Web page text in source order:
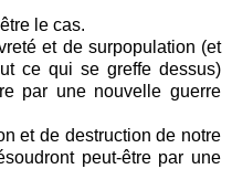
le cas.
et de surpopulation (et
ce qui se greffe dessus)
par une nouvelle guerre
et de destruction de notre
peut-être par une